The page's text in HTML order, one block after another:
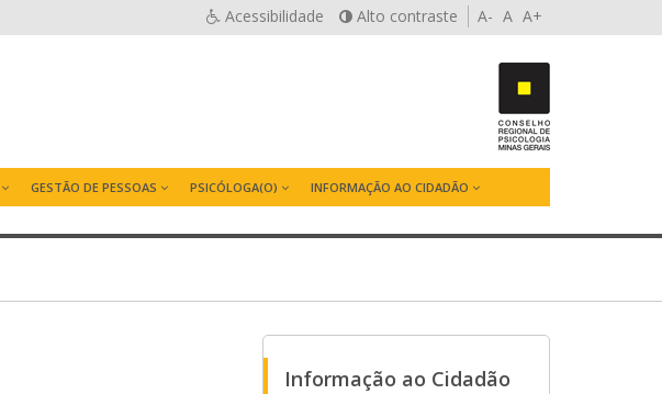
Acessibilidade Alto contraste A- A A+
GESTÃO DE PESSOAS PSICÓLOGA(O) INFORMAÇÃO AO CIDADÃO
Informação ao Cidadão